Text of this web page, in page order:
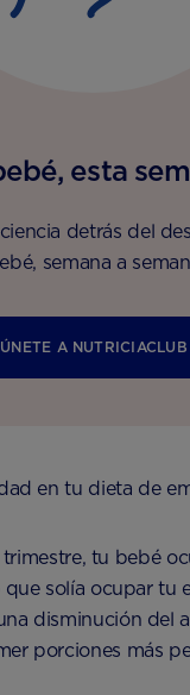
esta
detrás del
semana a
ÚNETE A NUTRICIACLUB
en tu dieta de
tu bebé
solía ocupar tu
disminución del
porciones más